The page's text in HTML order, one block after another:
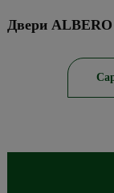
Двери